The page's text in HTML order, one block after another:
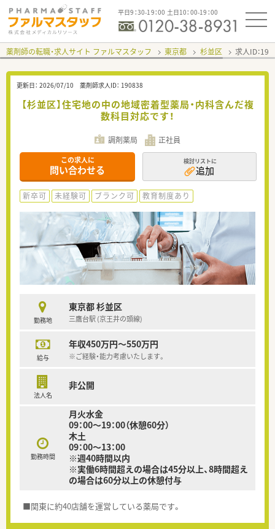
平日9：30-19：00 土日10：00-19：00
薬剤師の転職・求人サイト ファルマスタッフ 東京都 杉並区 求人ID：
更新日： 2026/07/10 薬剤師求人ID： 190838
【杉並区】住宅地の中の地域密着型薬局・内科含んだ複
数科目対応です！
調剤薬局 正社員
この求人に
問い合わせる
検討リストに
追加
新卒可 未経験可 ブランク可 教育制度あり
勤務地
東京都 杉並区
三鷹台駅 (京王井の頭線)
給与
年収450万円～550万円
※ご経験・能力考慮いたします。
法人名
非公開
勤務時間
月火水金
09：00～19：00（休憩60分）
木土
09：00～13：00
※週40時間以内
※実働6時間超えの場合は45分以上、8時間超え
の場合は60分以上の休憩付与
■関東に約40店舗を運営している薬局です。